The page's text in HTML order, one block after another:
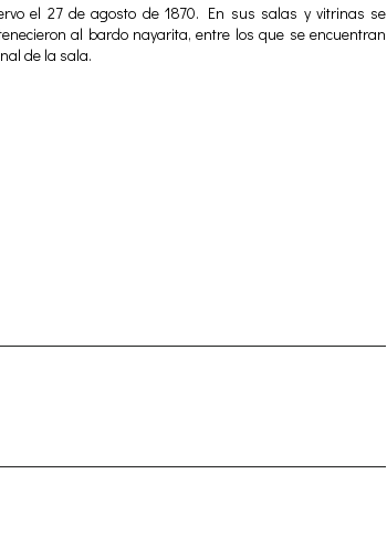
el 27 de agosto de 1870. En sus salas y vitrinas se
al bardo nayarita, entre los que se encuentran
de la sala.